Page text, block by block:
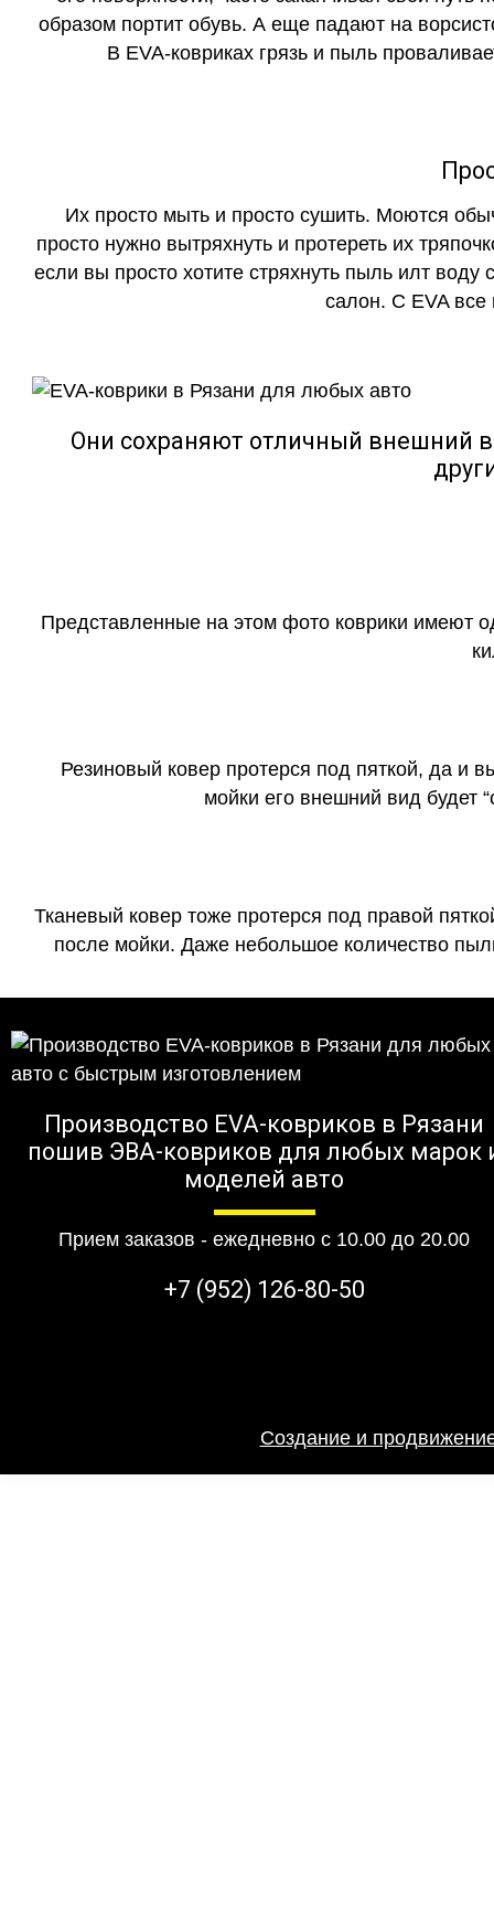
образом портит обувь. А еще падают на
В EVA-ковриках грязь и пыль
Их просто мыть и просто сушить. Моются
просто нужно вытряхнуть и протереть их
если вы просто хотите стряхнуть пыль илт воду
салон. С EVA все
Они сохраняют отличный внешний
Представленные на этом фото коврики имеют
Резиновый ковер протерся под пяткой, да и
мойки его внешний вид будет
Тканевый ковер тоже протерся под правой
после мойки. Даже небольшое количество
Производство EVA-ковриков в Рязани
пошив ЭВА-ковриков для любых марок
моделей авто
Прием заказов - ежедневно с 10.00 до 20.00
+7 (952) 126-80-50
Создание и